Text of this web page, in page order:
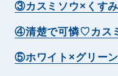
③カスミソウ×くす
④清楚で可憐♡カス
⑤ホワイト×グリー